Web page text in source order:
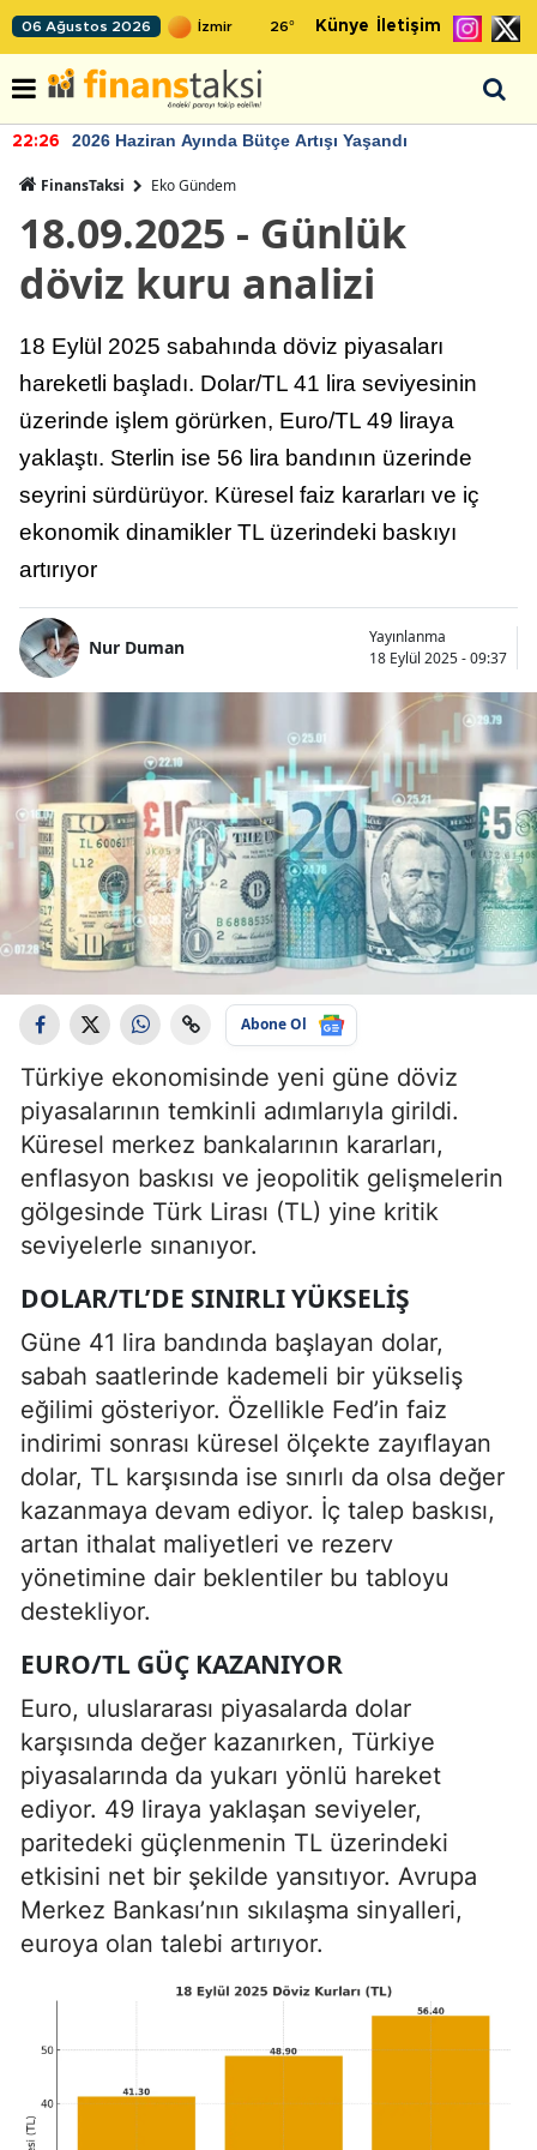
06 Ağustos 2026 26° Künye İletişim
22:26 2026 Haziran Ayında Bütçe Artışı Yaşandı
FinansTaksi Eko Gündem
18.09.2025 - Günlük
döviz kuru analizi
18 Eylül 2025 sabahında döviz piyasaları
hareketli başladı. Dolar/TL 41 lira seviyesinin
üzerinde işlem görürken, Euro/TL 49 liraya
yaklaştı. Sterlin ise 56 lira bandının üzerinde
seyrini sürdürüyor. Küresel faiz kararları ve iç
ekonomik dinamikler TL üzerindeki baskıyı
artırıyor
Nur Duman
Yayınlanma
18 Eylül 2025 - 09:37
Abone Ol
Türkiye ekonomisinde yeni güne döviz
piyasalarının temkinli adımlarıyla girildi.
Küresel merkez bankalarının kararları,
enflasyon baskısı ve jeopolitik gelişmelerin
gölgesinde Türk Lirası (TL) yine kritik
seviyelerle sınanıyor.
DOLAR/TL’DE SINIRLI YÜKSELIŞ
Güne 41 lira bandında başlayan dolar,
sabah saatlerinde kademeli bir yükseliş
eğilimi gösteriyor. Özellikle Fed’in faiz
indirimi sonrası küresel ölçekte zayıflayan
dolar, TL karşısında ise sınırlı da olsa değer
kazanmaya devam ediyor. İç talep baskısı,
artan ithalat maliyetleri ve rezerv
yönetimine dair beklentiler bu tabloyu
destekliyor.
EURO/TL GÜÇ KAZANIYOR
Euro, uluslararası piyasalarda dolar
karşısında değer kazanırken, Türkiye
piyasalarında da yukarı yönlü hareket
ediyor. 49 liraya yaklaşan seviyeler,
paritedeki güçlenmenin TL üzerindeki
etkisini net bir şekilde yansıtıyor. Avrupa
Merkez Bankası’nın sıkılaşma sinyalleri,
euroya olan talebi artırıyor.